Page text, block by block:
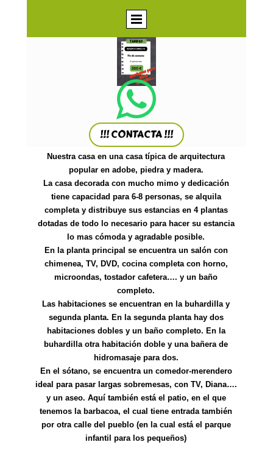

!!! CONTACTA !!!
Nuestra casa en una casa típica de arquitectura
popular en adobe, piedra y madera.
La casa decorada con mucho mimo y dedicación
tiene capacidad para 6-8 personas, se alquila
completa y distribuye sus estancias en 4 plantas
dotadas de todo lo necesario para hacer su estancia
lo mas cómoda y agradable posible.
En la planta principal se encuentra un salón con
chimenea, TV, DVD, cocina completa con horno,
microondas, tostador cafetera…. y un baño
completo.
Las habitaciones se encuentran en la buhardilla y
segunda planta. En la segunda planta hay dos
habitaciones dobles y un baño completo. En la
buhardilla otra habitación doble y una bañera de
hidromasaje para dos.
En el sótano, se encuentra un comedor-merendero
ideal para pasar largas sobremesas, con TV, Diana….
y un aseo. Aquí también está el patio, en el que
tenemos la barbacoa, el cual tiene entrada también
por otra calle del pueblo (en la cual está el parque
infantil para los pequeños)